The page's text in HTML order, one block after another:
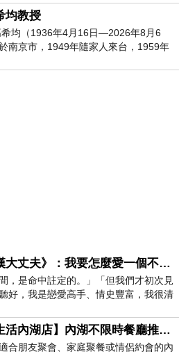
均教授
均（1936年4月16日—2026年8月6
南京市，1949年隨家人來台，1959年
取得經濟發展博士學位。曾任
《娘子漢大丈夫》：我要怎麼愛一個不存在的人？
間，是命中註定的。」「但我們才初次見
好，我是戀愛高手、情史豐富，我很清
，你我之間的那種感覺，現
【漫時生活內湖店】內湖不限時餐廳推薦｜捷運港墘站美食，聚餐、約會、家庭聚會首選，正餐甜點一次滿足
合朋友聚會、家庭聚餐或情侶約會的內